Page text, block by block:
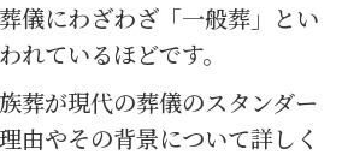
儀にわざわざ「一般葬」とい
れているほどです。
葬が現代の葬儀のスタンダー
由やその背景について詳しく